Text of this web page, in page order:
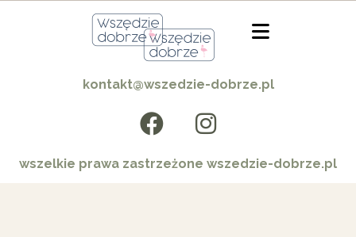
kontakt@wszedzie-dobrze.pl
wszelkie prawa zastrzeżone wszedzie-dobrze.pl